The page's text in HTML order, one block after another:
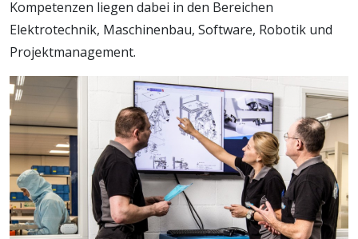
Kompetenzen liegen dabei in den Bereichen
Elektrotechnik, Maschinenbau, Software, Robotik und
Projektmanagement.